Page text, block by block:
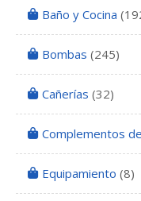
Baño y Cocina
Bombas (245)
Cañerías (32)
Complementos
Equipamiento (8)